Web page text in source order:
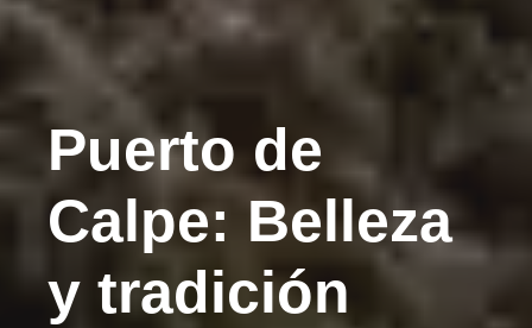
Puerto de
Calpe: Belleza
y tradición